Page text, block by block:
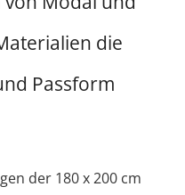
die
Passform
der 180 x 200 cm